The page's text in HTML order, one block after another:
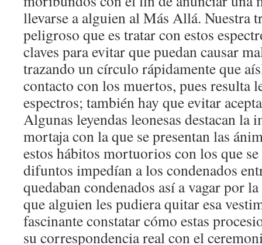
llevarse a alguien al Más Allá. Nuestra
peligroso que es tratar con estos
claves para evitar que puedan causar
trazando un círculo rápidamente que
contacto con los muertos, pues resulta
espectros; también hay que evitar
Algunas leyendas leonesas destacan la
mortaja con la que se presentan las
estos hábitos mortuorios con los que
difuntos impedían a los condenados
quedaban condenados así a vagar por
que alguien les pudiera quitar esa
fascinante constatar cómo estas
su correspondencia real con el